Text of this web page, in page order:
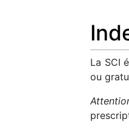
La SCI
ou